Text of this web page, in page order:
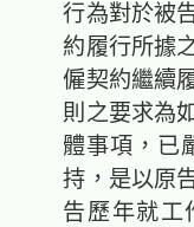
行為對於被
約履行所據
僱契約繼續
則之要求為
體事項，已
持，是以原
告歷年就工